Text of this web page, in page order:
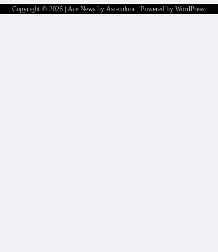
Copyright © 2026 | Ace News by Ascendoor| Powered by WordPress.